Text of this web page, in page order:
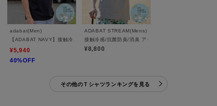
adabat(Men)
【ADABAT NAVY】接触冷感/抗菌防臭/消臭 アイスクリアコットン半袖ロゴT
¥5,940
40%OFF
ADABAT STREAM(Mens)
接触冷感/抗菌防臭/消臭 アイスクリアコットン ワンポイ
¥8,800
その他のＴシャツランキングを見る